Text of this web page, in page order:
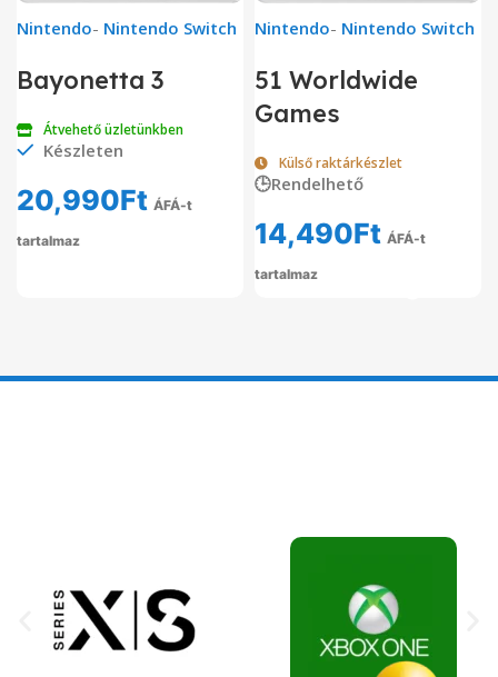
Nintendo- Nintendo Switch
Bayonetta 3
Átvehető üzletünkben
Készleten
20,990Ft ÁFÁ-t
tartalmaz
Nintendo- Nintendo Switch
51 Worldwide
Games
Külső raktárkészlet
🕒Rendelhető
14,490Ft ÁFÁ-t
tartalmaz